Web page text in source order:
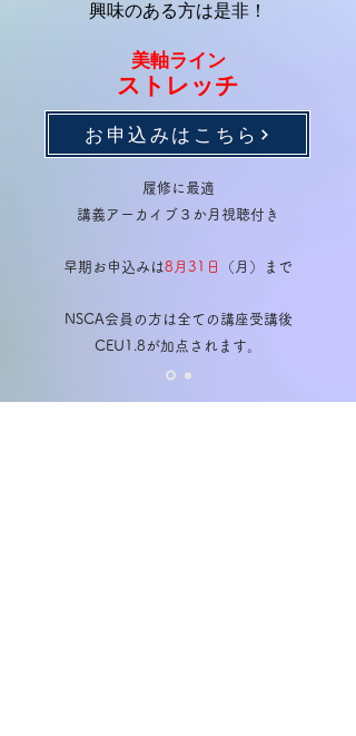
興味のある方は是非！
美軸ライン
ストレッチ
履修に最適
講義アーカイブ３か月視聴付き
早期お申込みは8月31日 （月）まで
NSCA会員の方は全ての講座受講後
​CEU1.8が加点されます。
お申込みはこちら